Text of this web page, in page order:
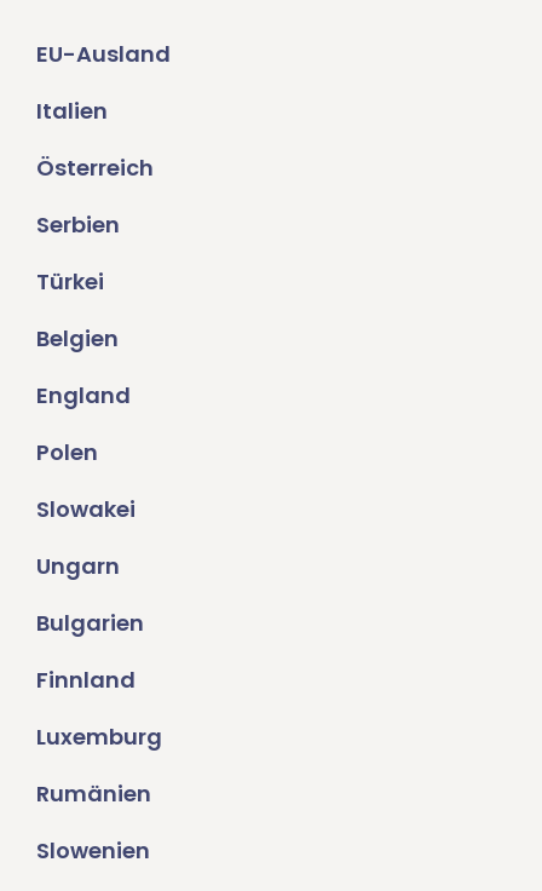
EU-Ausland
Italien
Österreich
Serbien
Türkei
Belgien
England
Polen
Slowakei
Ungarn
Bulgarien
Finnland
Luxemburg
Rumänien
Slowenien